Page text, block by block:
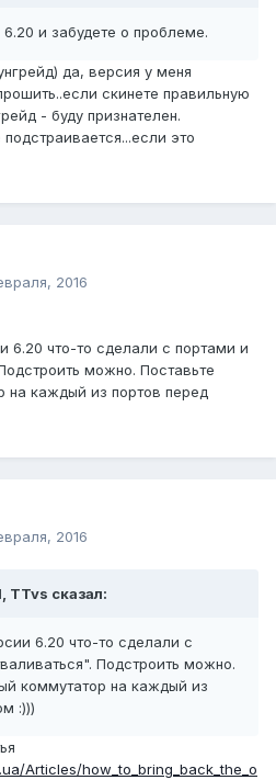
и забудете о проблеме.
да, версия у меня
скинете правильную
- буду признателен.
это
2016
что-то сделали с портами и
можно. Поставьте
на каждый из портов перед
2016
TTvs сказал:
6.20 что-то сделали с
Подстроить можно.
коммутатор на каждый из
:)))
Articles/how_to_bring_back_the_o